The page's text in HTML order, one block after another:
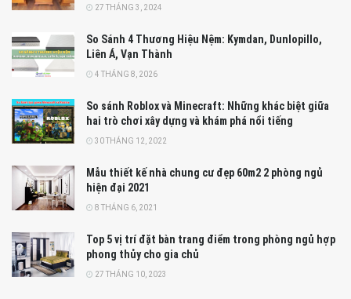
27 THÁNG 3, 2024
So Sánh 4 Thương Hiệu Nệm: Kymdan, Dunlopillo,
Liên Á, Vạn Thành
4 THÁNG 8, 2026
So sánh Roblox và Minecraft: Những khác biệt giữa
hai trò chơi xây dựng và khám phá nổi tiếng
30 THÁNG 12, 2022
Mẫu thiết kế nhà chung cư đẹp 60m2 2 phòng ngủ
hiện đại 2021
8 THÁNG 6, 2021
Top 5 vị trí đặt bàn trang điểm trong phòng ngủ hợp
phong thủy cho gia chủ
27 THÁNG 10, 2023